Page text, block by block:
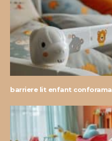
barriere lit enfant conforama